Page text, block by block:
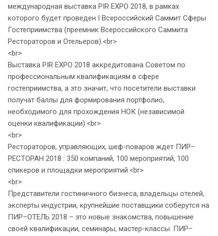
международная выставка PIR EXPO 2018, в рамках
которого будет проведен I Всероссийский Саммит Сферы
Гостеприимства (преемник Всероссийского Саммита
Рестораторов и Отельеров).<br>
<br>
Выставка PIR EXPO 2018 аккредитована Советом по
профессиональным квалификациям в сфере
гостеприимства, а это значит, что посетители выставки
получат баллы для формирования портфолио,
необходимого для прохождения НОК (независимой
оценки квалификации).<br>
<br>
Рестораторов, управляющих, шеф-поваров ждет ПИР–
РЕСТОРАН 2018 : 350 компаний, 100 мероприятий, 100
спикеров и площадки мероприятий.<br>
<br>
Представители гостиничного бизнеса, владельцы отелей,
эксперты индустрии, крупнейшие поставщики соберутся на
ПИР–ОТЕЛЬ 2018 – это новые знакомства, повышение
своей квалификации, семинары, мастер-классы. ПИР–